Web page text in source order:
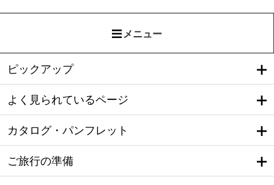
メニュー
ピックアップ
よく見られているページ
カタログ・パンフレット
ご旅行の準備